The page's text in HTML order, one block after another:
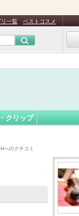
リ一覧 ベストコスメ
クリップ
へのクチコミ